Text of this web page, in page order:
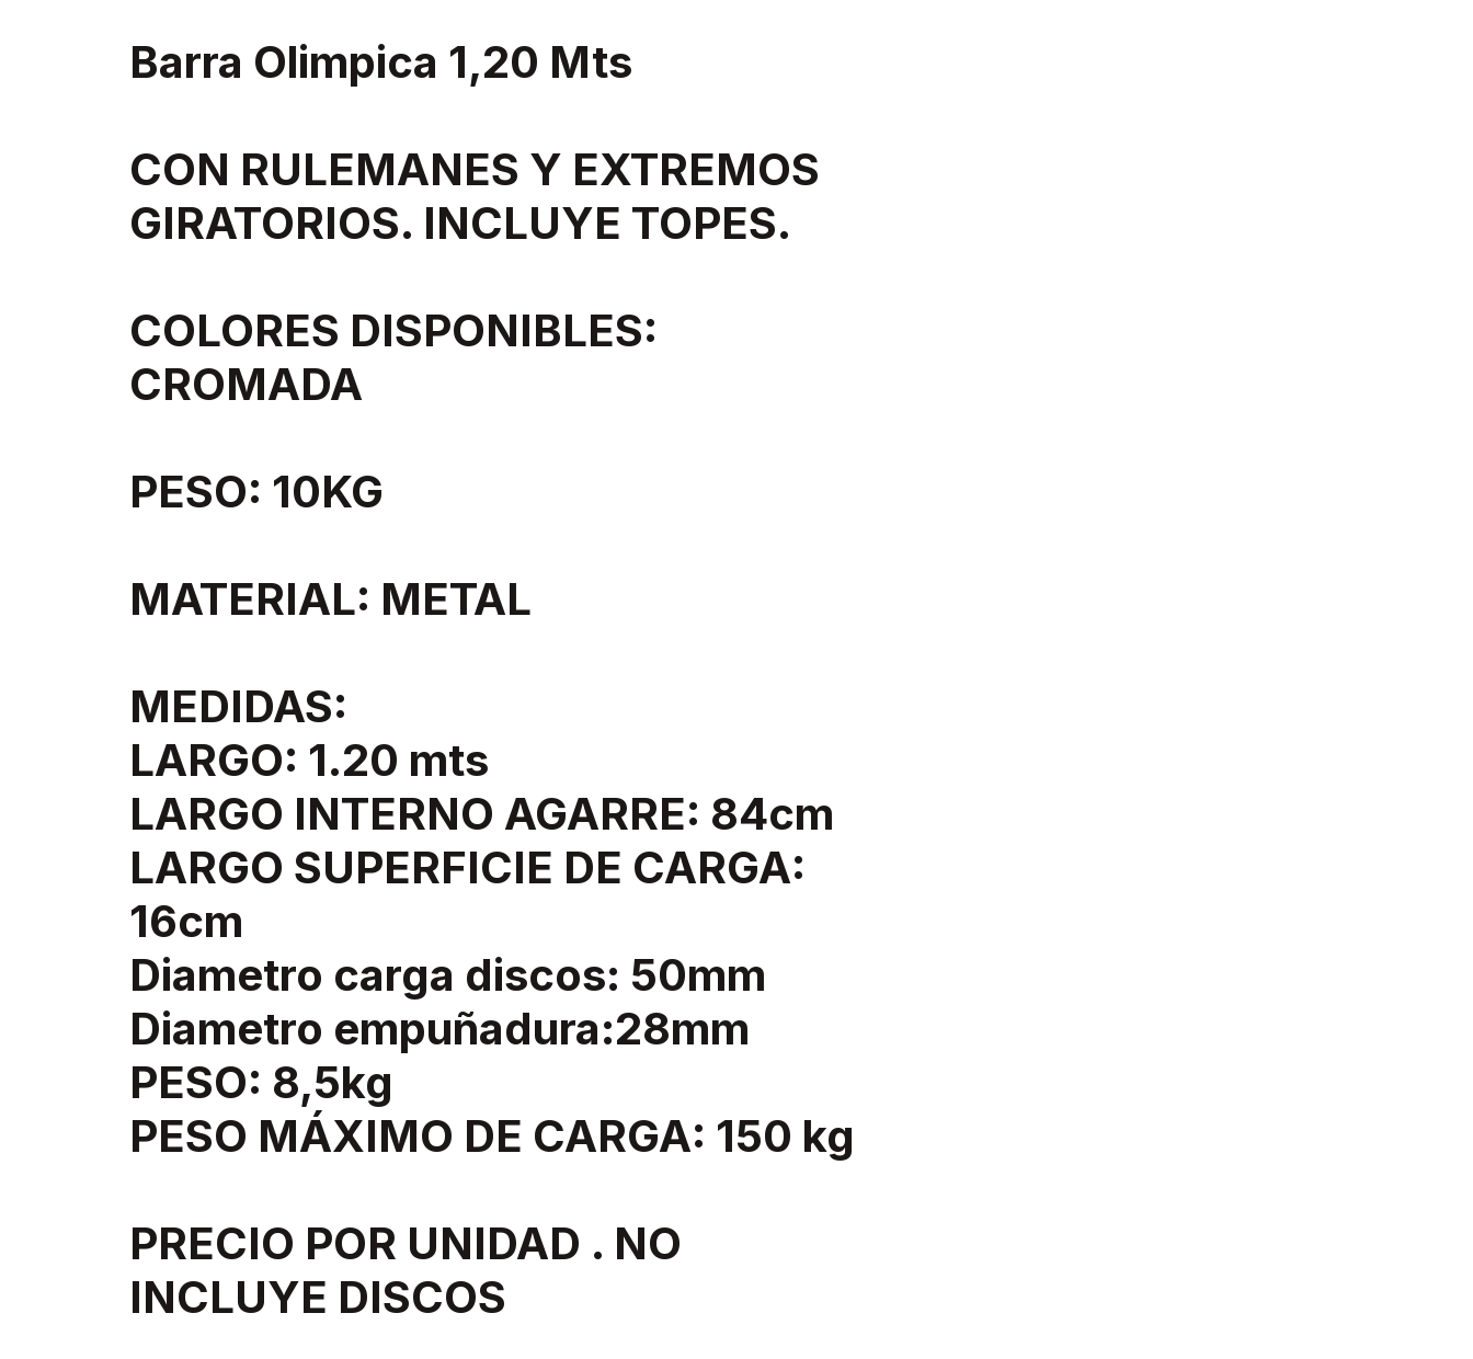
Barra Olimpica 1,20 Mts
CON RULEMANES Y EXTREMOS
GIRATORIOS. INCLUYE TOPES.
COLORES DISPONIBLES:
CROMADA
PESO: 10KG
MATERIAL: METAL
MEDIDAS:
LARGO: 1.20 mts
LARGO INTERNO AGARRE: 84cm
LARGO SUPERFICIE DE CARGA:
16cm
Diametro carga discos: 50mm
Diametro empuñadura:28mm
PESO: 8,5kg
PESO MÁXIMO DE CARGA: 150 kg
PRECIO POR UNIDAD . NO
INCLUYE DISCOS